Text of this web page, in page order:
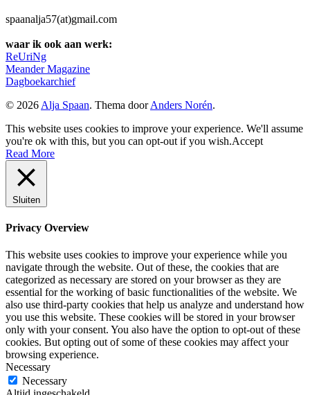
spaanalja57(at)gmail.com
waar ik ook aan werk:
ReUriNg
Meander Magazine
Dagboekarchief
© 2026 Alja Spaan. Thema doorAnders Norén.
This website uses cookies to improve your experience. We'll assume
you're ok with this, but you can opt-out if you wish.Accept
Read More
Sluiten
Privacy Overview
This website uses cookies to improve your experience while you
navigate through the website. Out of these, the cookies that are
categorized as necessary are stored on your browser as they are
essential for the working of basic functionalities of the website. We
also use third-party cookies that help us analyze and understand how
you use this website. These cookies will be stored in your browser
only with your consent. You also have the option to opt-out of these
cookies. But opting out of some of these cookies may affect your
browsing experience.
Necessary
Necessary